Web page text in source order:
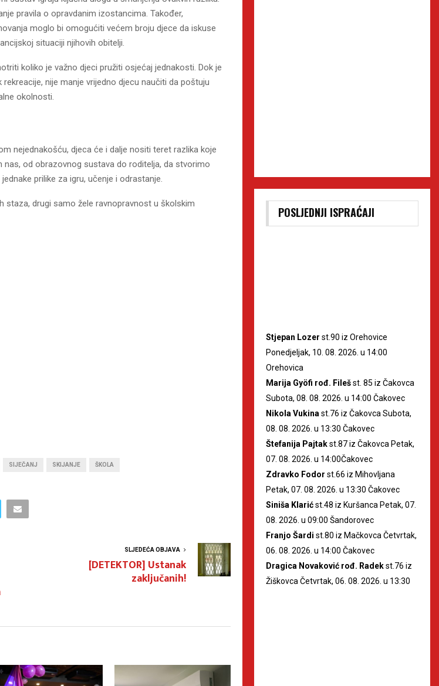
pravila o opravdanim izostancima. Također,
moglo bi omogućiti većem broju djece da iskuse
situaciji njihovih obitelji.
koliko je važno djeci pružiti osjećaj jednakosti. Dok je
nije manje vrijedno djecu naučiti da poštuju
okolnosti.
nejednakošću, djeca će i dalje nositi teret razlika koje
nas, od obrazovnog sustava do roditelja, da stvorimo
prilike za igru, učenje i odrastanje.
staza, drugi samo žele ravnopravnost u školskim
SIJEČANJ SKIJANJE ŠKOLA
SLJEDEĆA OBJAVA
[DETEKTOR] Ustanak
zaključanih!
POSLJEDNJI ISPRAĆAJI
Stjepan Lozer st.90 iz Orehovice
Ponedjeljak, 10. 08. 2026. u 14:00
Orehovica
Marija Gyöfi rođ. Filešst. 85 iz Čakovca
Subota, 08. 08. 2026. u 14:00 Čakovec
Nikola Vukina st.76 iz Čakovca Subota,
08. 08. 2026. u 13:30 Čakovec
Štefanija Pajtakst.87 iz Čakovca Petak,
07. 08. 2026. u 14:00Čakovec
Zdravko Fodor st.66 iz Mihovljana
Petak, 07. 08. 2026. u 13:30 Čakovec
Siniša Klarićst.48 iz Kuršanca Petak, 07.
08. 2026. u 09:00 Šandorovec
Franjo Šardi st.80 iz Mačkovca Četvrtak,
06. 08. 2026. u 14:00 Čakovec
Dragica Novaković rođ. Radekst.76 iz
Žiškovca Četvrtak, 06. 08. 2026. u 13:30